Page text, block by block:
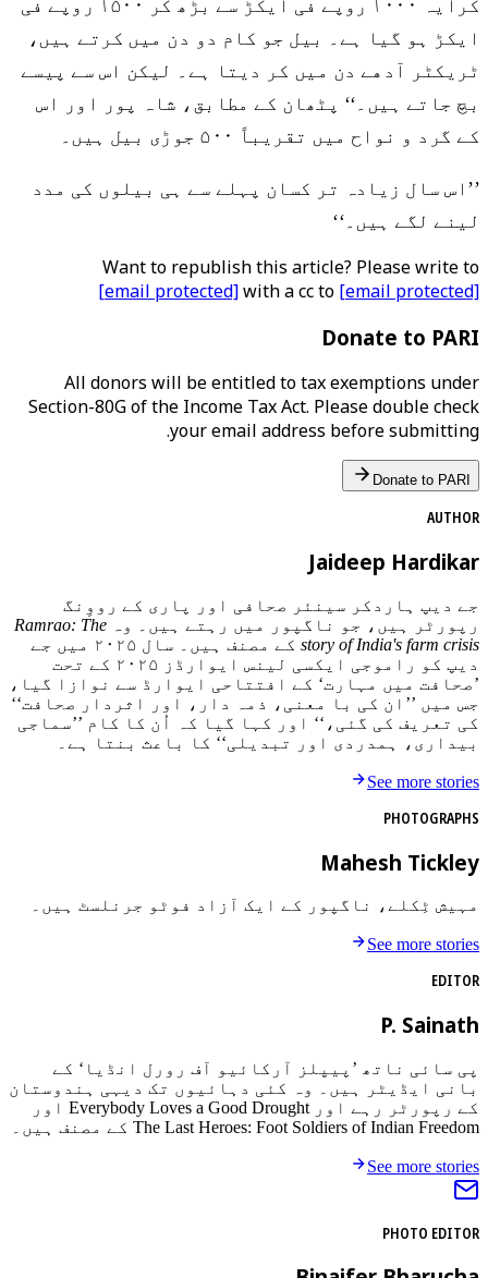
کرایہ ۱۰۰۰ روپے فی ایکڑ سے بڑھ کر ۱۵۰۰ روپے فی
ایکڑ ہو گیا ہے۔ بیل جو کام دو دن میں کرتے ہیں،
ٹریکٹر آدھے دن میں کر دیتا ہے۔ لیکن اس سے پیسے
بچ جاتے ہیں۔‘‘ پٹھان کے مطابق، شاہ پور اور اس
کے گرد و نواح میں تقریباً ۵۰۰ جوڑی بیل ہیں۔
’’اس سال زیادہ تر کسان پہلے سے ہی بیلوں کی مدد
لینے لگے ہیں۔‘‘
Want to republish this article? Please write to
[email protected]with a cc to [email protected]
Donate to PARI
All donors will be entitled to tax exemptions under
Section-80G of the Income Tax Act. Please double check
your email address before submitting.
Donate to PARI
AUTHOR
Jaideep Hardikar
جے دیپ ہاردکر سینئر صحافی اور پاری کے رووِنگ
رپورٹر ہیں، جو ناگپور میں رہتے ہیں۔ وہ Ramrao: The
story of India's farm crisis
کے مصنف ہیں۔ سال ۲۰۲۵ میں جے
دیپ کو راموجی ایکسی لینس ایوارڈز ۲۰۲۵ کے تحت
’صحافت میں مہارت‘ کے افتتاحی ایوارڈ سے نوازا گیا،
جس میں ’’ان کی با معنی، ذمہ دار، اور اثردار صحافت‘‘
کی تعریف کی گئی،‘‘ اور کہا گیا کہ اُن کا کام ’’سماجی
بیداری، ہمدردی اور تبدیلی‘‘ کا باعث بنتا ہے۔
See more stories
PHOTOGRAPHS
Mahesh Tickley
مہیش ٹِکلے، ناگپور کے ایک آزاد فوٹو جرنلسٹ ہیں۔
See more stories
EDITOR
P. Sainath
پی سائی ناتھ ’پیپلز آرکائیو آف رورل انڈیا‘ کے
بانی ایڈیٹر ہیں۔ وہ کئی دہائیوں تک دیہی ہندوستان
کے رپورٹر رہے اور Everybody Loves a Good Drought اور
The Last Heroes: Foot Soldiers of Indian Freedom کے مصنف ہیں۔
See more stories
PHOTO EDITOR